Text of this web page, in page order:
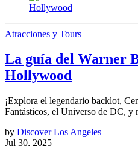
Atracciones y Tours
La guía del Warner
Hollywood
¡Explora el legendario backlot,
Fantásticos, el Universo de DC, y
by Discover Los Angeles
Jul 30, 2025